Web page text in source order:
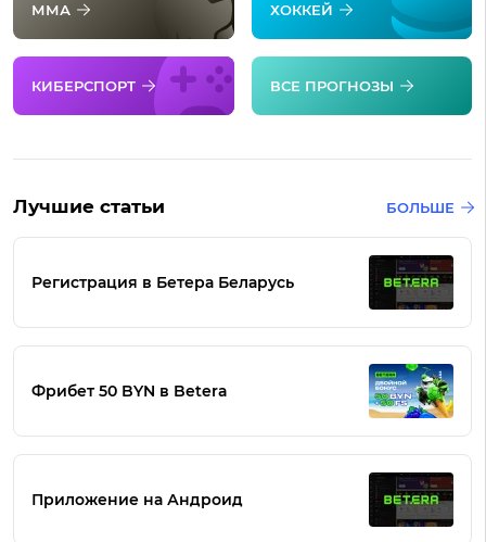
ММА ХОККЕЙ
КИБЕРСПОРТ ВСЕ ПРОГНОЗЫ
Лучшие статьи БОЛЬШЕ
Регистрация в Бетера Беларусь
Фрибет 50 BYN в Betera
Приложение на Андроид